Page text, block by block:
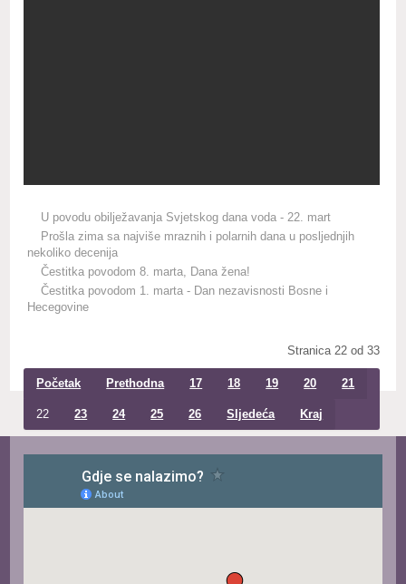
U povodu obilježavanja Svjetskog dana voda - 22. mart
Prošla zima sa najviše mraznih i polarnih dana u posljednjih
nekoliko decenija
Čestitka povodom 8. marta, Dana žena!
Čestitka povodom 1. marta - Dan nezavisnosti Bosne i
Hecegovine
Stranica 22 od 33
Početak Prethodna 17 18 19 20 21
22 23 24 25 26 Sljedeća Kraj